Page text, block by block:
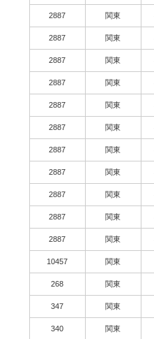
2887 関東
2887 関東
2887 関東
2887 関東
2887 関東
2887 関東
2887 関東
2887 関東
2887 関東
2887 関東
2887 関東
10457 関東
268 関東
347 関東
340 関東